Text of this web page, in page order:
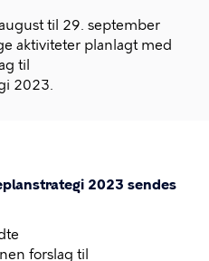
til 29. september
aktiviteter planlagt med
til
2023.
2023 sendes
forslag til